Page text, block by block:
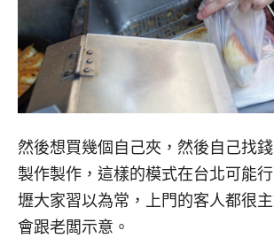
然後想買幾個自己夾，然後自己找
製作製作，這樣的模式在台北可能
壢大家習以為常，上門的客人都很
會跟老闆示意。